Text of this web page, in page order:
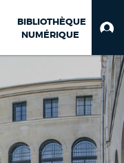
BIBLIOTHÈQUE
NUMÉRIQUE